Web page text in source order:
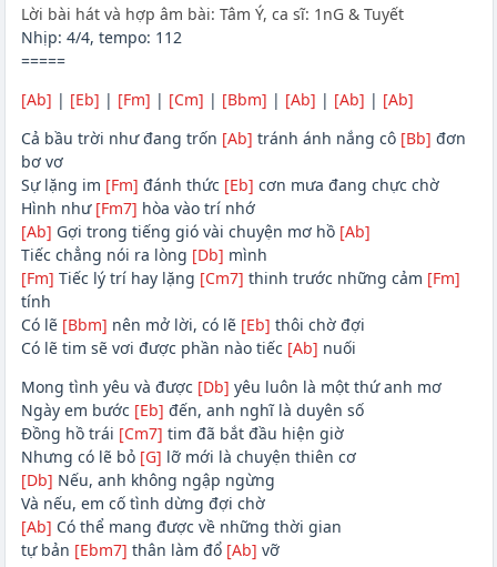
Lời bài hát và hợp âm bài: Tâm Ý, ca sĩ: 1nG & Tuyết
Nhịp: 4/4, tempo: 112
=====
[Ab] | [Eb] | [Fm] | [Cm] | [Bbm] | [Ab] | [Ab] | [Ab]
Cả bầu trời như đang trốn [Ab] tránh ánh nắng cô [Bb] đơn
bơ vơ
Sự lặng im [Fm] đánh thức [Eb] cơn mưa đang chực chờ
Hình như [Fm7] hòa vào trí nhớ
[Ab] Gợi trong tiếng gió vài chuyện mơ hồ [Ab]
Tiếc chẳng nói ra lòng [Db] mình
[Fm] Tiếc lý trí hay lặng [Cm7] thinh trước những cảm [Fm]
tính
Có lẽ [Bbm] nên mở lời, có lẽ [Eb] thôi chờ đợi
Có lẽ tim sẽ vơi được phần nào tiếc [Ab] nuối
Mong tình yêu và được [Db] yêu luôn là một thứ anh mơ
Ngày em bước [Eb] đến, anh nghĩ là duyên số
Đồng hồ trái [Cm7] tim đã bắt đầu hiện giờ
Nhưng có lẽ bỏ [G] lỡ mới là chuyện thiên cơ
[Db] Nếu, anh không ngập ngừng
Và nếu, em cố tình dừng đợi chờ
[Ab] Có thể mang được về những thời gian
tự bản [Ebm7] thân làm đổ [Ab] vỡ